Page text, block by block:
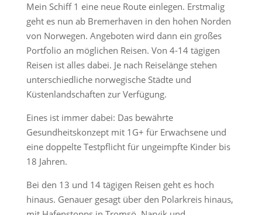
Mein Schiff 1 eine neue Route einlegen. Erstmalig
geht es nun ab Bremerhaven in den hohen Norden
von Norwegen. Angeboten wird dann ein großes
Portfolio an möglichen Reisen. Von 4-14 tägigen
Reisen ist alles dabei. Je nach Reiselänge stehen
unterschiedliche norwegische Städte und
Küstenlandschaften zur Verfügung.
Eines ist immer dabei: Das bewährte
Gesundheitskonzept mit 1G+ für Erwachsene und
eine doppelte Testpflicht für ungeimpfte Kinder bis
18 Jahren.
Bei den 13 und 14 tägigen Reisen geht es hoch
hinaus. Genauer gesagt über den Polarkreis hinaus,